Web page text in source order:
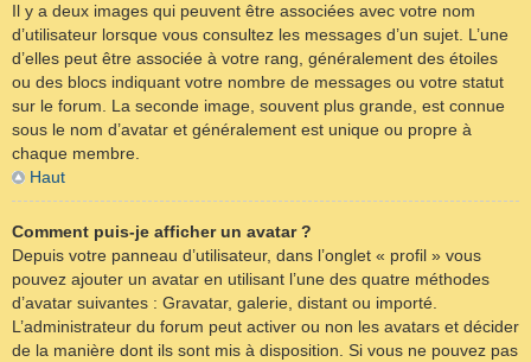
Il y a deux images qui peuvent être associées avec votre nom
d’utilisateur lorsque vous consultez les messages d’un sujet. L’une
d’elles peut être associée à votre rang, généralement des étoiles
ou des blocs indiquant votre nombre de messages ou votre statut
sur le forum. La seconde image, souvent plus grande, est connue
sous le nom d’avatar et généralement est unique ou propre à
chaque membre.
Haut
Comment puis-je afficher un avatar ?
Depuis votre panneau d’utilisateur, dans l’onglet « profil » vous
pouvez ajouter un avatar en utilisant l’une des quatre méthodes
d’avatar suivantes : Gravatar, galerie, distant ou importé.
L’administrateur du forum peut activer ou non les avatars et décider
de la manière dont ils sont mis à disposition. Si vous ne pouvez pas